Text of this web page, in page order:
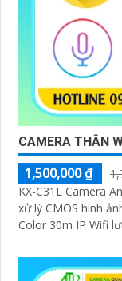
CAMERA THÂN
1,500,000 ₫
KX-C31L Camera
xử lý CMOS hình
Color 30m IP Wifi